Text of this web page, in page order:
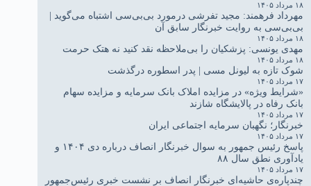
۱۸ مرداد ۱۴۰۵
مهرداد فرهمند: مجید تفرشی درمورد بی‌بی‌سی اشتباه می‌گوید |
بی‌بی‌سی به روایت خبرنگار سابق آن
۱۸ مرداد ۱۴۰۵
مهدی یونسی: پزشکیان را بی‌ملاحظه نقد کنید نه هتک حرمت
۱۸ مرداد ۱۴۰۵
شوک تازه به لیونل مسی | پدر اسطوره درگذشت
۱۷ مرداد ۱۴۰۵
«شرایط ویژه» در مزایده املاک بانک سرمایه و مزایده سهام
بانک رفاه در پالایشگاه شازند
۱۷ مرداد ۱۴۰۵
خبرنگار؛ نگهبان سرمایه اجتماعی ایران
۱۷ مرداد ۱۴۰۵
پاسخ رئیس جمهور به سوال خبرنگار انصاف درباره دی ۱۴۰۴ و
یادآوری نطق سال ۸۸
۱۷ مرداد ۱۴۰۵
چندپاره‌ی حاشیه‌ای خبرنگار انصاف بر نشست خبری رئیس‌جمهور